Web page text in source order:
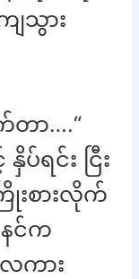
ျသွား
တာ….“
ပ်ရင်း ငြီး
းစားလိုက်
င်က
ကား